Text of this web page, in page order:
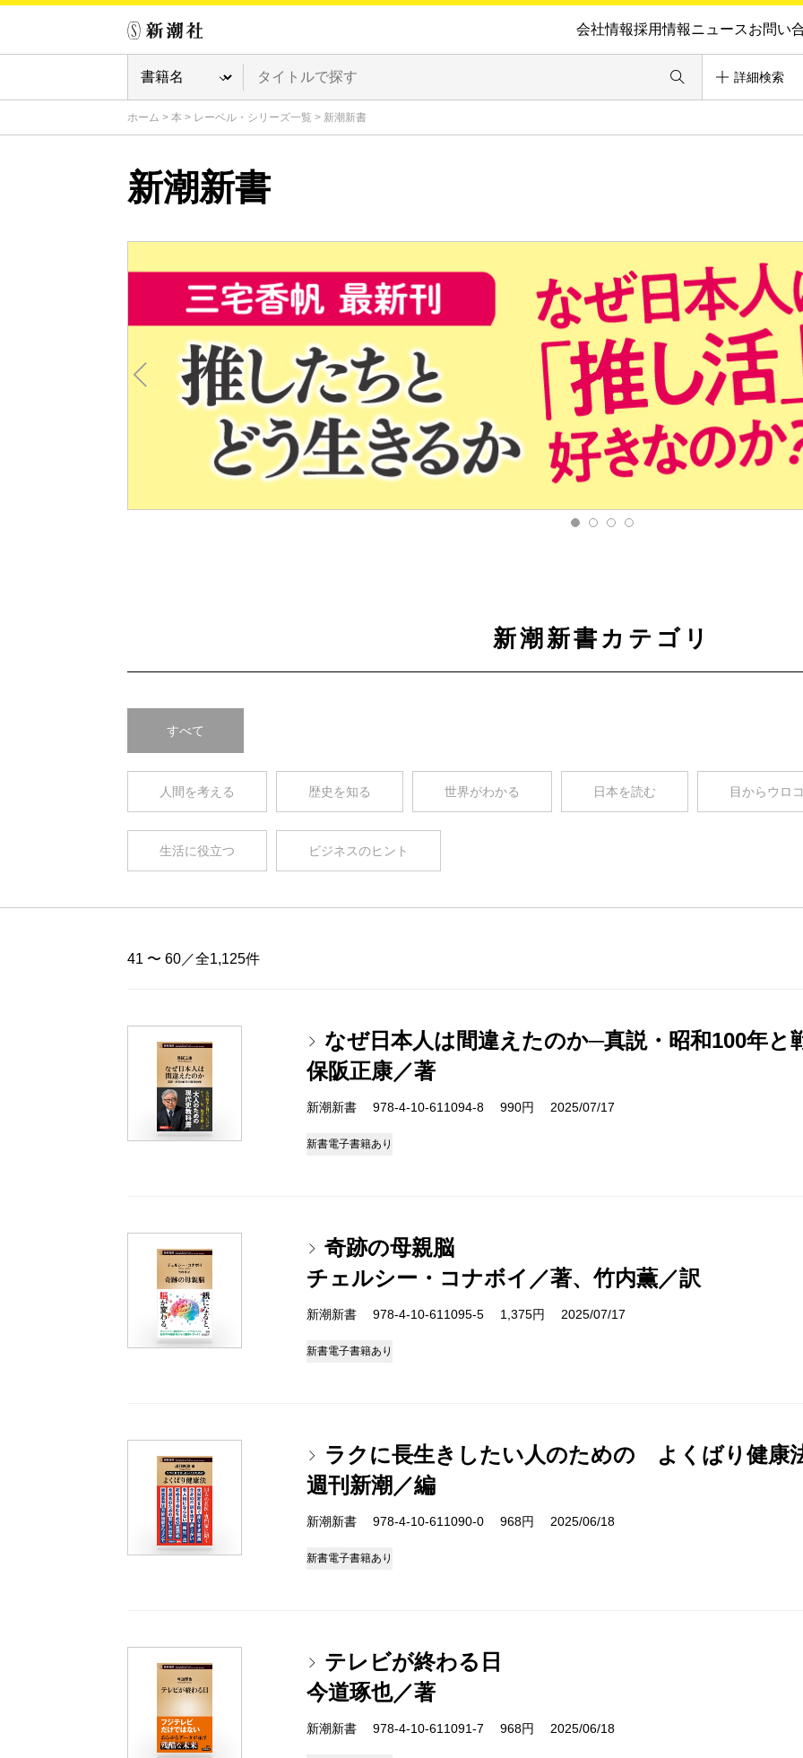
会社情報採用情報ニュースお問い
詳細検索
ホーム > 本 > レーベル・シリーズ一覧 > 新潮新書
新潮新書
新潮新書カテゴリ
すべて
人間を考える 歴史を知る 世界がわかる 日本を読む 目からウロ
生活に役立つ ビジネスのヒント
41 〜 60／全1,125件
なぜ日本人は間違えたのか─真説・昭和100年と
保阪正康／著
新潮新書 978-4-10-611094-8 990円 2025/07/17
新書電子書籍あり
奇跡の母親脳
チェルシー・コナボイ／著、竹内薫／訳
新潮新書 978-4-10-611095-5 1,375円 2025/07/17
新書電子書籍あり
ラクに長生きしたい人のための よくばり健康
週刊新潮／編
新潮新書 978-4-10-611090-0 968円 2025/06/18
新書電子書籍あり
テレビが終わる日
今道琢也／著
新潮新書 978-4-10-611091-7 968円 2025/06/18